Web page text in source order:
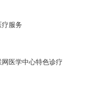
疗服务
医学中心特色诊疗